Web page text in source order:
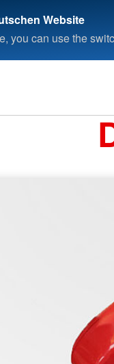
Website
you can use the